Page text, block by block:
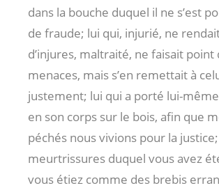
dans la bouche duquel il ne s’est
de fraude; lui qui, injurié, ne
d’injures, maltraité, ne faisait point
menaces, mais s’en remettait à
justement; lui qui a porté lui-
en son corps sur le bois, afin que
péchés nous vivions pour la
meurtrissures duquel vous avez
vous étiez comme des brebis